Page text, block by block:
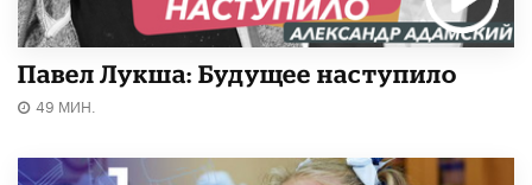
Павел Лукша: Будущее наступило
49 МИН.